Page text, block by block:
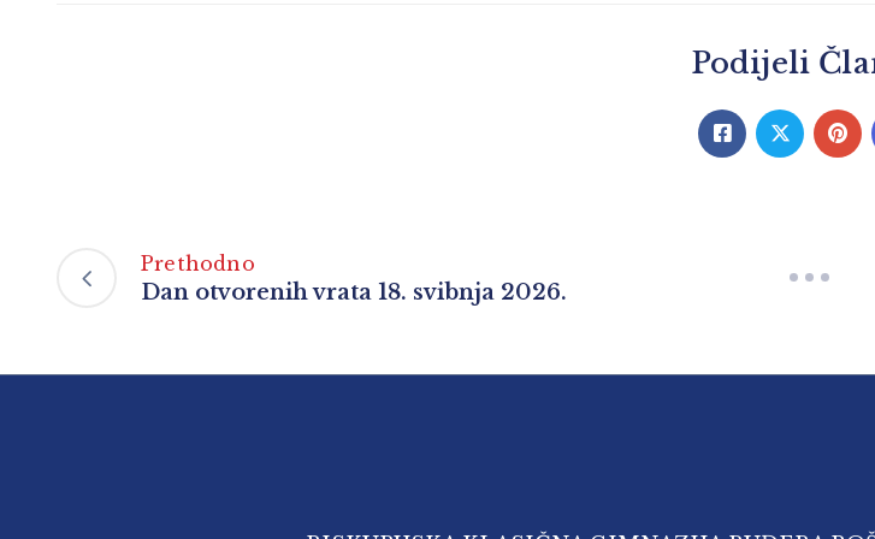
Podijeli
Prethodno
Dan otvorenih vrata 18. svibnja 2026.